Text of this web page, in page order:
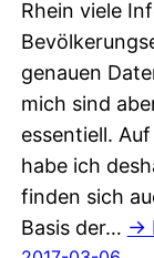
Rhein viele
genauen
mich sind
essentiell.
habe ich
finden sich
Basis der… →